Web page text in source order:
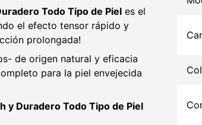
Todo Tipo de Piel es el
el efecto tensor rápido y
prolongada!
de origen natural y eficacia
para la piel envejecida
y Duradero Todo Tipo de Piel